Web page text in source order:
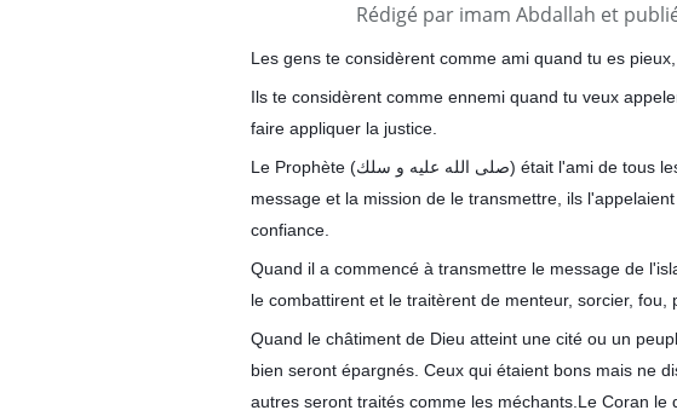
Rédigé par imam Abdallah et
Les gens te considèrent comme ami quand tu es
Ils te considèrent comme ennemi quand tu veux
faire appliquer la justice.
Le Prophète (صلى الله عليه و سلك) était l'ami de tous les mécquois avant de recevoir le
message et la mission de le transmettre, ils
confiance.
Quand il a commencé à transmettre le message de
le combattirent et le traitèrent de menteur, sorcier, fou,
Quand le châtiment de Dieu atteint une cité ou un
bien seront épargnés. Ceux qui étaient bons mais ne
autres seront traités comme les méchants.Le Coran le